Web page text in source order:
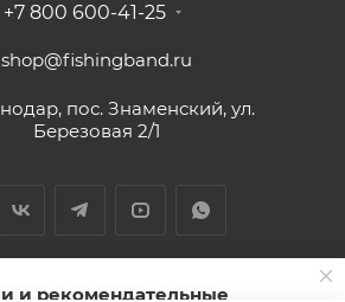
+7 800 600-41-25
shop@fishingband.ru
пос. Знаменский, ул.
Березовая 2/1
и рекомендательные